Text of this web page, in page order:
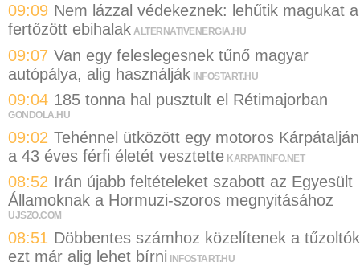
09:09 Nem lázzal védekeznek: lehűtik magukat a
fertőzött ebihalak ALTERNATIVENERGIA.HU
09:07 Van egy feleslegesnek tűnő magyar
autópálya, alig használják INFOSTART.HU
09:04 185 tonna hal pusztult el Rétimajorban
GONDOLA.HU
09:02 Tehénnel ütközött egy motoros
a 43 éves férfi életét vesztette KARPATINFO.NET
08:52 Irán újabb feltételeket szabott az Egyesült
Államoknak a Hormuzi-szoros megnyitásához
UJSZO.COM
08:51 Döbbentes számhoz közelítenek a
ezt már alig lehet bírni INFOSTART.HU